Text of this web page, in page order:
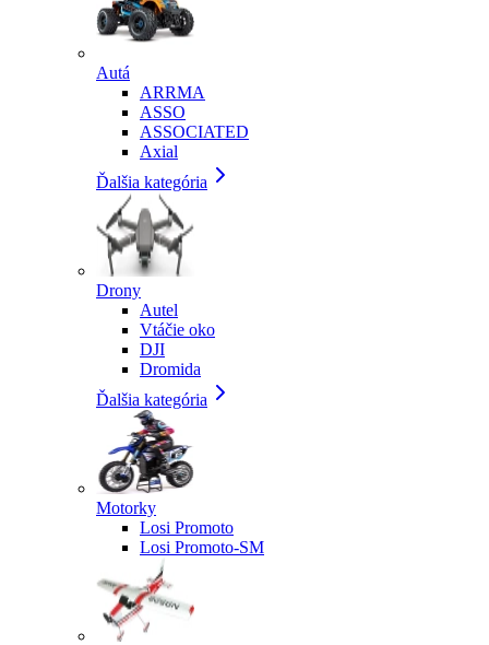
Autá
ARRMA
ASSO
ASSOCIATED
Axial
Ďalšia kategória
Drony
Autel
Vtáčie oko
DJI
Dromida
Ďalšia kategória
Motorky
Losi Promoto
Losi Promoto-SM